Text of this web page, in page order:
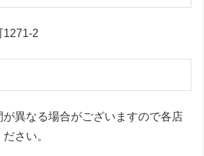
1271-2
異なる場合がございますので各店
さい。